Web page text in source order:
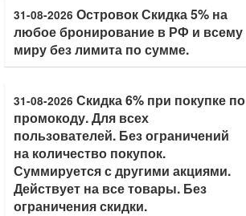
31-08-2026 Островок Скидка 5% на
любое бронирование в РФ и всему
миру без лимита по сумме.
31-08-2026 Скидка 6% при покупке по
промокоду. Для всех
пользователей. Без ограничений
на количество покупок.
Суммируется с другими акциями.
Действует на все товары. Без
ограничения скидки.